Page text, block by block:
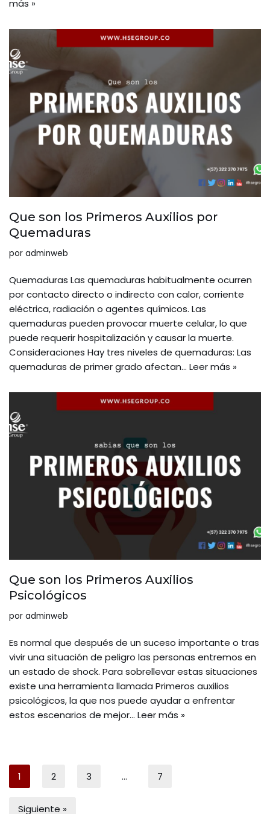
más »
Que son los Primeros Auxilios por
Quemaduras
por adminweb
Quemaduras Las quemaduras habitualmente ocurren
por contacto directo o indirecto con calor, corriente
eléctrica, radiación o agentes químicos. Las
quemaduras pueden provocar muerte celular, lo que
puede requerir hospitalización y causar la muerte.
Consideraciones Hay tres niveles de quemaduras: Las
quemaduras de primer grado afectan… Leer más »
Que son los Primeros Auxilios
Psicológicos
por adminweb
Es normal que después de un suceso importante o tras
vivir una situación de peligro las personas entremos en
un estado de shock. Para sobrellevar estas situaciones
existe una herramienta llamada Primeros auxilios
psicológicos, la que nos puede ayudar a enfrentar
estos escenarios de mejor… Leer más »
1 2 3 … 7
Siguiente »